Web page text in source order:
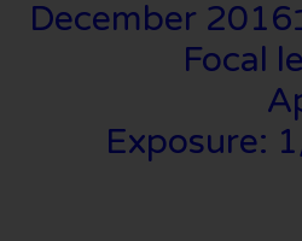
Focal
Exposure: